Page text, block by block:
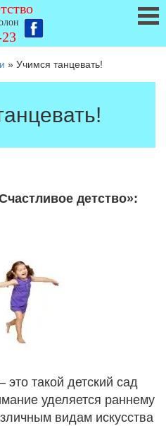
» Учимся танцевать!
детство»:
это такой детский сад
уделяется раннему
видам искусства